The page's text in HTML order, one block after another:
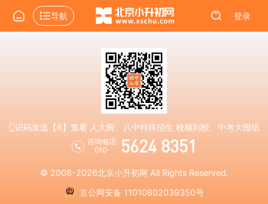
导航 登录
👆识码发送【6】查看 人大附、八中特殊招生 校额到校、中考大报纸
咨询电话:
010-
5624 8351
© 2008-2026北京小升初网 All Rights Reserved.
京公网安备 11010802039350号